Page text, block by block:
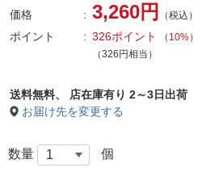
価格 3,260円 （税込）
ポイント 326ポイント （ 10%）
（326円相当）
送料無料、
店在庫有り 2～3日出荷
お届け先を変更する
数量 個